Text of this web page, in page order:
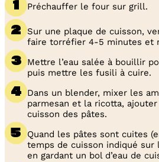
Préchauffer le four sur grill.
Sur une plaque de cuisson,
faire torréfier 4-5 minutes et
Mettre l’eau salée à bouillir
puis mettre les fusili à cuire.
Dans un blender, mixer les
parmesan et la ricotta, ajouter
cuisson des pâtes.
Quand les pâtes sont cuites
temps de cuisson indiqué sur
en gardant un bol d’eau de